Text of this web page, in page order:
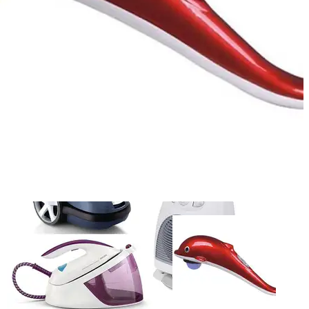
چرخ خیاطی چرخ خیاطی
پاکیزگی و بهداشت پاکیزگی و بهداشت
تی و زمین شوی چرخشی
بند رخت بند رخت
دستمال و دستکش
سطل و جای دستمال کاغذی
رفاهی و تفریحی